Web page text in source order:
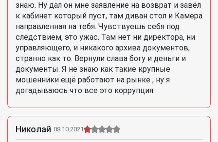
знаю. Ну дал он мне заявление на возврат и завёл
к кабинет который пуст, там диван стол и Камера
направленная на тебя. Чувствуешь себя под
следствием, это ужас. Там нет ни директора, ни
управляющего, и никакого архива документов,
странно как то. Вернули слава богу и деньги и
документы. Я не знаю как такие крупные
мошенники ещё работают на рынке , ну я
догадываюсь что все это коррупция.
Николай 08.10.2021